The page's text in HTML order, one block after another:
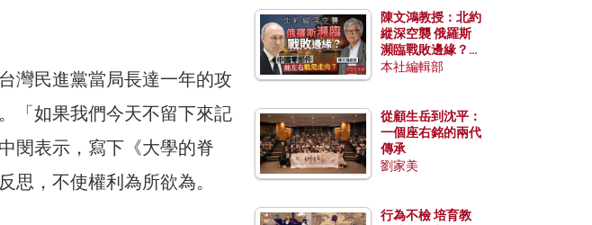
灣民進黨當局長達一年的攻
「如果我們今天不留下來記
閔表示，寫下《大學的脊
思，不使權利為所欲為。
陳文鴻教授：北約
縱深空襲 俄羅斯
瀕臨戰敗邊緣？中
國零部件能左右戰
本社編輯部
從顧生岳到沈平：
一個座右銘的兩代
傳承
劉家美
行為不檢 培育教